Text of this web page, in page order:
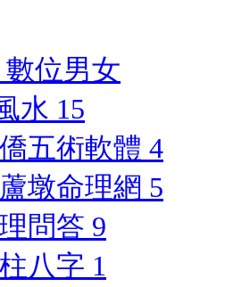
數位男女
水 15
五術軟體 4
墩命理網 5
問答 9
八字 1